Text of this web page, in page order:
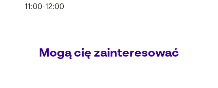
11:00-12:00
Mogą cię zainteresować